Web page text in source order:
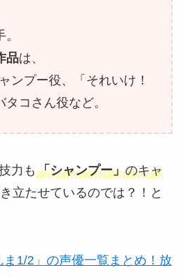
品は、
ンプー役、「それいけ！
コさん役など。
力も 「シャンプー」のキャ
立たせているのでは？！と
ま1/2」の声優一覧まとめ！放